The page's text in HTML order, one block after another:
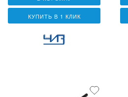
КУПИТЬ В 1 КЛИК